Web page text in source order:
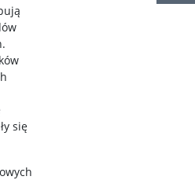
się